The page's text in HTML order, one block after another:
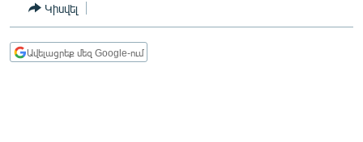
ՀԱՍԱՐԱԿՈՒԹՅՈՒՆ
ՏՆՏԵՍՈՒԹՅՈՒՆ
Կիսվել
Ավելացրեք մեզ Google-ում